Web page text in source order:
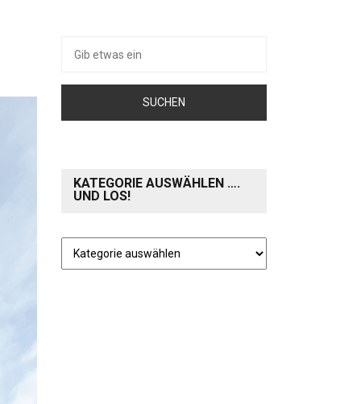
nach:
KATEGORIE AUSWÄHLEN ….
UND LOS!
auswählen